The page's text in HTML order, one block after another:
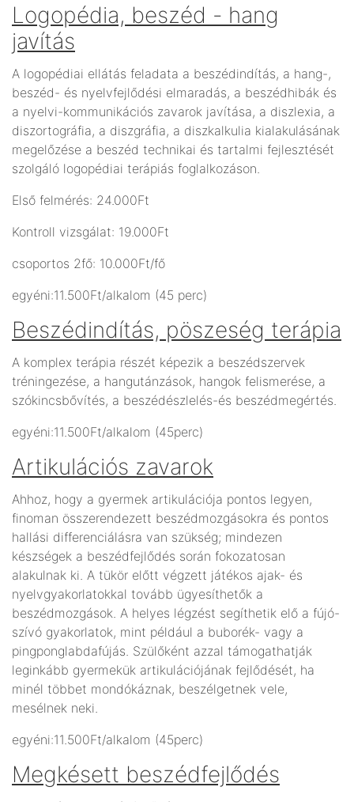
Logopédia, beszéd - hang
javítás
A logopédiai ellátás feladata a beszédindítás, a hang-,
beszéd- és nyelvfejlődési elmaradás, a beszédhibák és
a nyelvi-kommunikációs zavarok javítása, a diszlexia, a
diszortográfia, a diszgráfia, a diszkalkulia kialakulásának
megelőzése a beszéd technikai és tartalmi fejlesztését
szolgáló logopédiai terápiás foglalkozáson.
Első felmérés: 24.000Ft
Kontroll vizsgálat: 19.000Ft
csoportos 2fő: 10.000Ft/fő
egyéni:11.500Ft/alkalom (45 perc)
Beszédindítás, pöszeség terápia
A komplex terápia részét képezik a beszédszervek
tréningezése, a hangutánzások, hangok felismerése, a
szókincsbővítés, a beszédészlelés-és beszédmegértés.
egyéni:11.500Ft/alkalom (45perc)
Artikulációs zavarok
Ahhoz, hogy a gyermek artikulációja pontos legyen,
finoman összerendezett beszédmozgásokra és pontos
hallási differenciálásra van szükség; mindezen
készségek a beszédfejlődés során fokozatosan
alakulnak ki. A tükör előtt végzett játékos ajak- és
nyelvgyakorlatokkal tovább ügyesíthetők a
beszédmozgások. A helyes légzést segíthetik elő a fújó-
szívó gyakorlatok, mint például a buborék- vagy a
pingponglabdafújás. Szülőként azzal támogathatják
leginkább gyermekük artikulációjának fejlődését, ha
minél többet mondókáznak, beszélgetnek vele,
mesélnek neki.
egyéni:11.500Ft/alkalom (45perc)
Megkésett beszédfejlődés